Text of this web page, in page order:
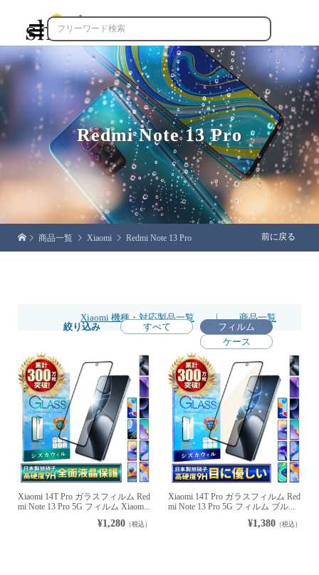

Redmi Note 13 Pro
商品一覧 Xiaomi Redmi Note 13 Pro 前に戻る
Xiaomi 機種・対応製品一覧 |
商品一覧
絞り込み
すべて
フィルム
ケース
Xiaomi 14T Pro ガラスフィルム Red
mi Note 13 Pro 5G フィルム Xiaom...
¥1,280（税込）
Xiaomi 14T Pro ガラスフィルム Red
mi Note 13 Pro 5G フィルム ブル...
¥1,380 （税込）